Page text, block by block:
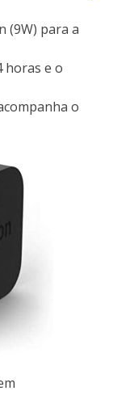
(9W) para a
horas e o
o